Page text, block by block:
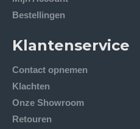
Bestellingen
Klantenservice
Contact opnemen
Klachten
Onze Showroom
Retouren